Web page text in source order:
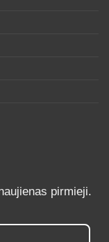
pirmieji.